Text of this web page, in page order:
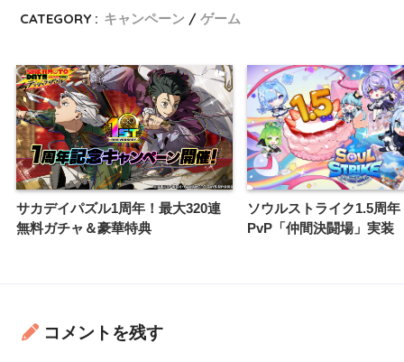
CATEGORY : キャンペーン ゲーム
サカデイパズル1周年！最大320連
無料ガチャ＆豪華特典
ソウルストライク1.5周
PvP「仲間決闘場」実装
コメントを残す